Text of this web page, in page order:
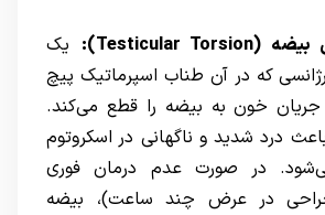
بیضه (Testicular Torsion)
: یک
که در آن طناب اسپرماتیک پیچ
خون به بیضه را قطع می‌کند.
درد شدید و ناگهانی در اسکروتوم
در صورت عدم درمان فوری
در عرض چند ساعت)، بیضه